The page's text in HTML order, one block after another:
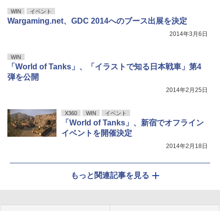
WIN イベント
Wargaming.net、GDC 2014へのブース出展を決定
2014年3月6日
WIN
「World of Tanks」、「イラストで知る日本戦車」第4
弾を公開
2014年2月25日
X360 WIN イベント
「World of Tanks」、新宿でオフライン
イベントを開催決定
2014年2月18日
もっと関連記事を見る